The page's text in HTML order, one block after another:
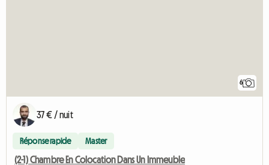
6
37 € / nuit
Réponse rapide Master
(2-1) Chambre En Colocation Dans Un Immeuble